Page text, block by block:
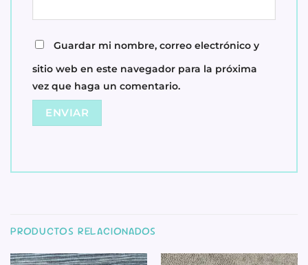
Guardar mi nombre, correo electrónico y
sitio web en este navegador para la próxima
vez que haga un comentario.
PRODUCTOS RELACIONADOS